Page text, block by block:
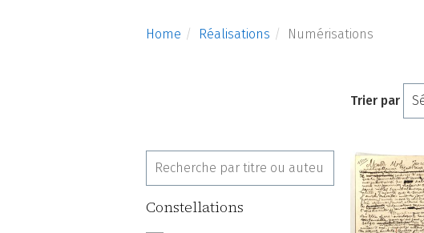
Home Réalisations Numérisations
Trier par
Constellations